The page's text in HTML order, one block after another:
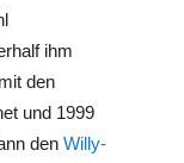
ihm
den
und 1999
den Willy-